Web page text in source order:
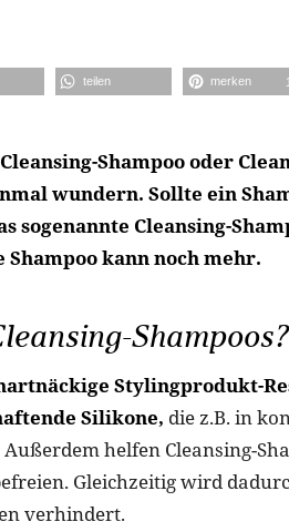
teilen merken 1
Shampoo oder
wundern. Sollte ein
sogenannte Cleansing-
kann noch mehr.
Shampoos?
Stylingprodukt-
Silikone, die z.B. in
helfen Cleansing-
Gleichzeitig wird
verhindert.